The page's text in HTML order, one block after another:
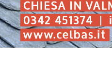
CSI